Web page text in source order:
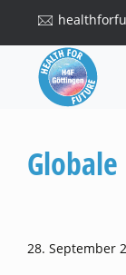
28. September